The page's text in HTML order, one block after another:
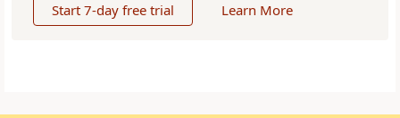
Start 7-day free trial Learn More